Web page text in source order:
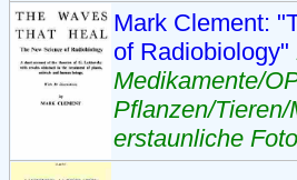
Mark Clement:
of Radiobiology"
Medikamente/
Pflanzen/
erstaunliche